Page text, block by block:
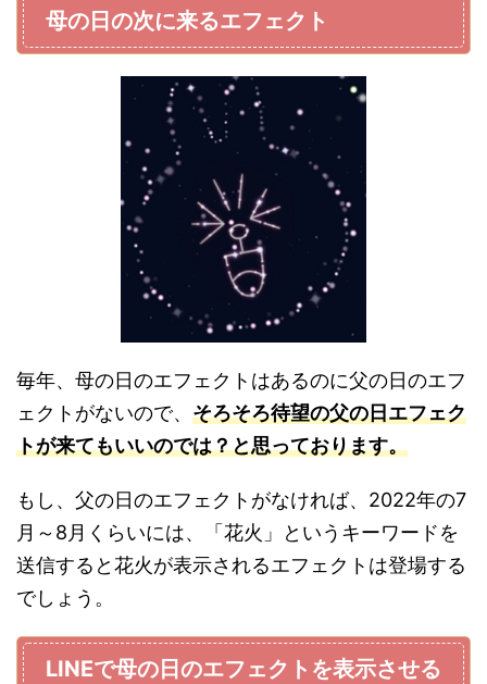
母の日の次に来るエフェクト
毎年、母の日のエフェクトはあるのに父の日のエフ
ェクトがないので、 そろそろ待望の父の日エフェク
トが来てもいいのでは？と思っております。
もし、父の日のエフェクトがなければ、2022年の7
月～8月くらいには、「花火」というキーワードを
送信すると花火が表示されるエフェクトは登場する
でしょう。
LINEで母の日のエフェクトを表示させる